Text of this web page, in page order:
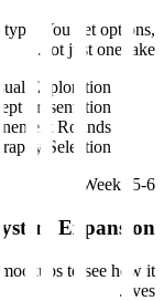
You get options,
not just one take.
Exploration
Presentation
Rounds
Selection
Weeks 5-6
Expansion
to see how it
lives.